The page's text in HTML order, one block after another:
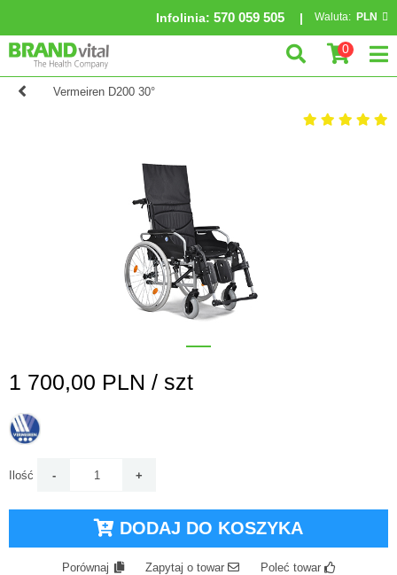
Infolinia: 570 059 505 Waluta: PLN
0
Vermeiren D200 30°
1 700,00 PLN / szt
Ilość
DODAJ DO KOSZYKA
Porównaj Zapytaj o towar Poleć towar